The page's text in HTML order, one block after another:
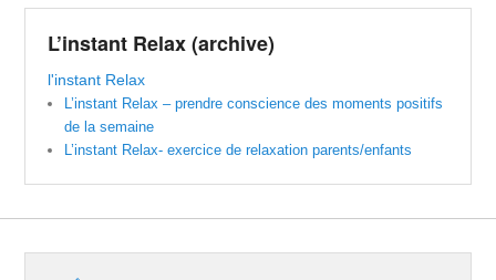
L’instant Relax (archive)
l'instant Relax
L’instant Relax – prendre conscience des moments positifs
de la semaine
L’instant Relax- exercice de relaxation parents/enfants